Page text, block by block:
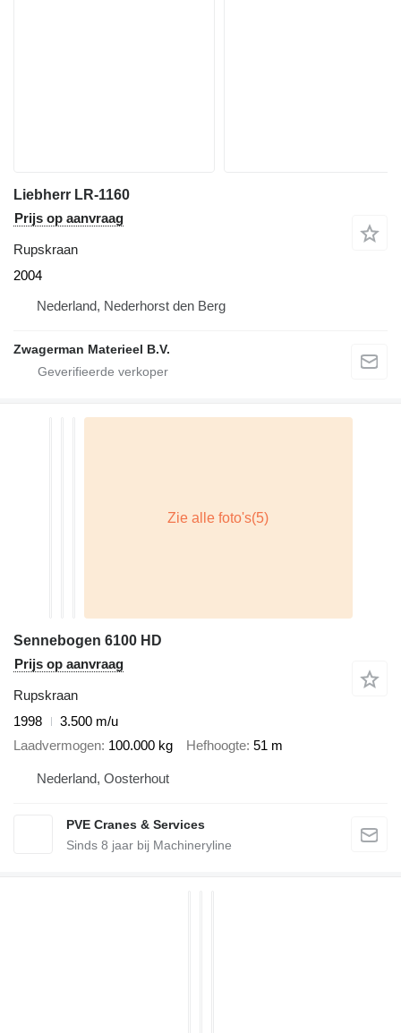
Liebherr LR-1160
Prijs op aanvraag
Rupskraan
2004
Nederland, Nederhorst den Berg
Zwagerman Materieel B.V.
Sennebogen 6100 HD
Prijs op aanvraag
Rupskraan
1998
3.500 m/u
Laadvermogen 100.000 kg Hefhoogte 51 m
Nederland, Oosterhout
PVE Cranes & Services
Sinds 8 jaar bij Machineryline